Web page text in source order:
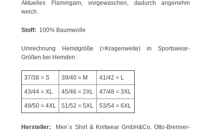
Aktuelles Flammgarn, vorgewaschen, dadurch angenehm
weich.
Stoff: 100% Baumwolle
Umrechnung Hemdgröße (=Kragenweite) in Sportswear-
Größen bei Hemden:
37/38 = S 39/40 = M 41/42 = L
43/44 = XL 45/46 = 2XL 47/48 = 3XL
49/50 = 4XL 51/52 = 5XL 53/54 = 6XL
Hersteller: Men´s Shirt & Knitwear GmbH&Co, Otto-Brenner-